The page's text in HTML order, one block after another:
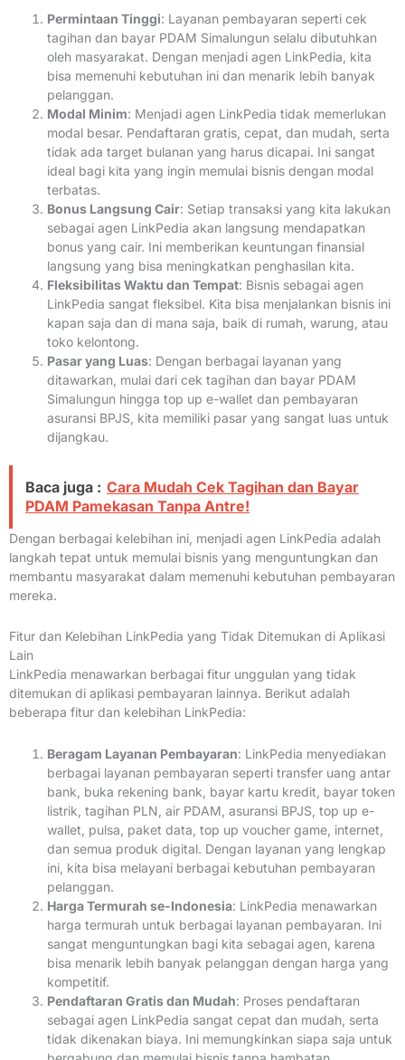
Permintaan Tinggi: Layanan pembayaran seperti cek
tagihan dan bayar PDAM Simalungun selalu dibutuhkan
oleh masyarakat. Dengan menjadi agen LinkPedia, kita
bisa memenuhi kebutuhan ini dan menarik lebih banyak
pelanggan.
Modal Minim: Menjadi agen LinkPedia tidak memerlukan
modal besar. Pendaftaran gratis, cepat, dan mudah, serta
tidak ada target bulanan yang harus dicapai. Ini sangat
ideal bagi kita yang ingin memulai bisnis dengan modal
terbatas.
Bonus Langsung Cair: Setiap transaksi yang kita lakukan
sebagai agen LinkPedia akan langsung mendapatkan
bonus yang cair. Ini memberikan keuntungan finansial
langsung yang bisa meningkatkan penghasilan kita.
Fleksibilitas Waktu dan Tempat: Bisnis sebagai agen
LinkPedia sangat fleksibel. Kita bisa menjalankan bisnis ini
kapan saja dan di mana saja, baik di rumah, warung, atau
toko kelontong.
Pasar yang Luas: Dengan berbagai layanan yang
ditawarkan, mulai dari cek tagihan dan bayar PDAM
Simalungun hingga top up e-wallet dan pembayaran
asuransi BPJS, kita memiliki pasar yang sangat luas untuk
dijangkau.
Baca juga : Cara Mudah Cek Tagihan dan Bayar
PDAM Pamekasan Tanpa Antre!
Dengan berbagai kelebihan ini, menjadi agen LinkPedia adalah
langkah tepat untuk memulai bisnis yang menguntungkan dan
membantu masyarakat dalam memenuhi kebutuhan pembayaran
mereka.
Fitur dan Kelebihan LinkPedia yang Tidak Ditemukan di Aplikasi
Lain
LinkPedia menawarkan berbagai fitur unggulan yang tidak
ditemukan di aplikasi pembayaran lainnya. Berikut adalah
beberapa fitur dan kelebihan LinkPedia:
Beragam Layanan Pembayaran: LinkPedia menyediakan
berbagai layanan pembayaran seperti transfer uang antar
bank, buka rekening bank, bayar kartu kredit, bayar token
listrik, tagihan PLN, air PDAM, asuransi BPJS, top up e-
wallet, pulsa, paket data, top up voucher game, internet,
dan semua produk digital. Dengan layanan yang lengkap
ini, kita bisa melayani berbagai kebutuhan pembayaran
pelanggan.
Harga Termurah se-Indonesia: LinkPedia menawarkan
harga termurah untuk berbagai layanan pembayaran. Ini
sangat menguntungkan bagi kita sebagai agen, karena
bisa menarik lebih banyak pelanggan dengan harga yang
kompetitif.
Pendaftaran Gratis dan Mudah: Proses pendaftaran
sebagai agen LinkPedia sangat cepat dan mudah, serta
tidak dikenakan biaya. Ini memungkinkan siapa saja untuk